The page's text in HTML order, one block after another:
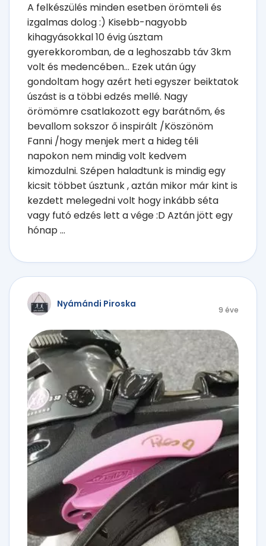
A felkészülés minden esetben örömteli és
izgalmas dolog :) Kisebb-nagyobb
kihagyásokkal 10 évig úsztam
gyerekkoromban, de a leghoszabb táv 3km
volt és medencében... Ezek után úgy
gondoltam hogy azért heti egyszer beiktatok
úszást is a többi edzés mellé. Nagy
örömömre csatlakozott egy barátnőm, és
bevallom sokszor ő inspirált /Köszönöm
Fanni /hogy menjek mert a hideg téli
napokon nem mindig volt kedvem
kimozdulni. Szépen haladtunk is mindig egy
kicsit többet úsztunk , aztán mikor már kint is
kezdett melegedni volt hogy inkább séta
vagy futó edzés lett a vége :D Aztán jött egy
hónap ...
Nyámándi Piroska
9 éve